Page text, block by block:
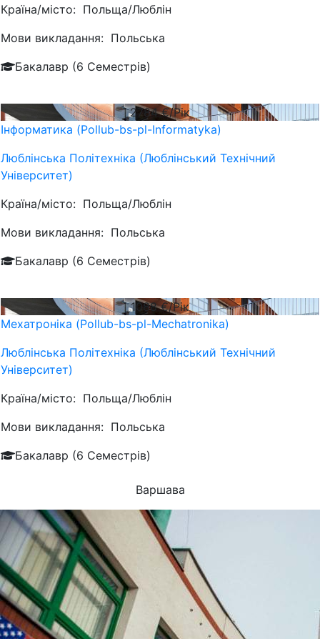
Країна/місто: Польща/Люблін
Мови викладання: Польська
Бакалавр (6 Семестрів)
2784€/Рік
Інформатика (Pollub-bs-pl-Informatyka)
Люблiнська Політехніка (Люблінський Технічний
Університет)
Країна/місто: Польща/Люблін
Мови викладання: Польська
Бакалавр (6 Семестрів)
1088€/Рік
Мехатроніка (Pollub-bs-pl-Mechatronika)
Люблiнська Політехніка (Люблінський Технічний
Університет)
Країна/місто: Польща/Люблін
Мови викладання: Польська
Бакалавр (6 Семестрів)
Варшава